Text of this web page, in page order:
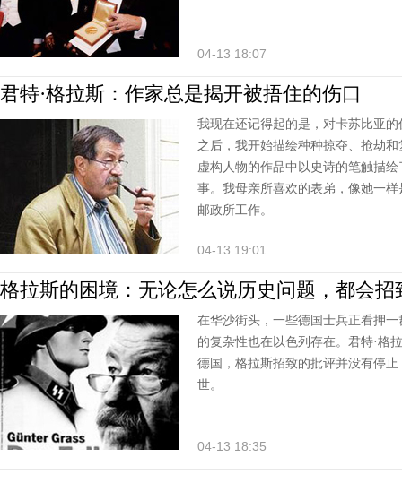
04-13 18:07
君特·格拉斯：作家总是揭开被捂住的伤口
我现在还记得起的是，对卡苏比亚
之后，我开始描绘种种掠夺、抢劫
虚构人物的作品中以史诗的笔触描
事。我母亲所喜欢的表弟，像她一
邮政所工作。
04-13 19:01
格拉斯的困境：无论怎么说历史问题，都会招
在华沙街头，一些德国士兵正看押
的复杂性也在以色列存在。君特·
德国，格拉斯招致的批评并没有停
世。
04-13 18:35